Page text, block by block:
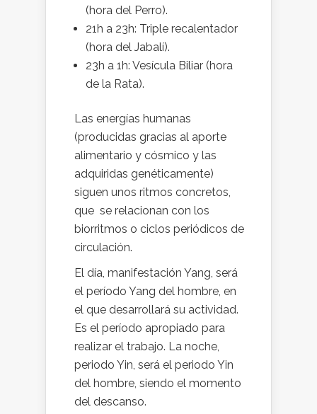
(hora del Perro).
21h a 23h: Triple recalentador
(hora del Jabalí).
23h a 1h: Vesícula Biliar (hora
de la Rata).
Las energías humanas
(producidas gracias al aporte
alimentario y cósmico y las
adquiridas genéticamente)
siguen unos ritmos concretos,
que se relacionan con los
biorritmos o ciclos periódicos de
circulación.
El día, manifestación Yang, será
el período Yang del hombre, en
el que desarrollará su actividad.
Es el período apropiado para
realizar el trabajo. La noche,
periodo Yin, será el periodo Yin
del hombre, siendo el momento
del descanso.